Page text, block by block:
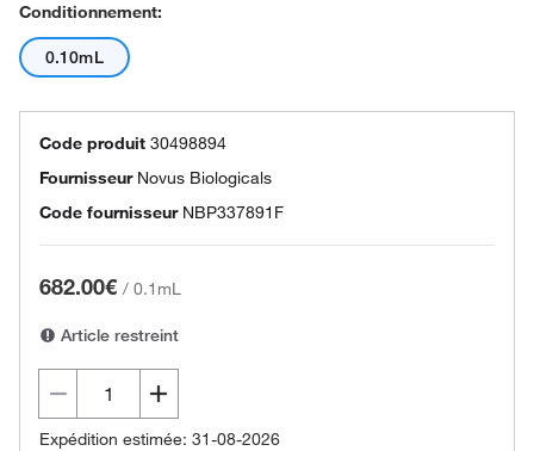
Conditionnement:
0.10mL
Code produit 30498894
Fournisseur Novus Biologicals
Code fournisseur NBP337891F
682.00€ / 0.1mL
Article restreint
Expédition estimée: 31-08-2026